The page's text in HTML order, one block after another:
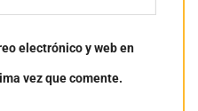
electrónico y web en
vez que comente.